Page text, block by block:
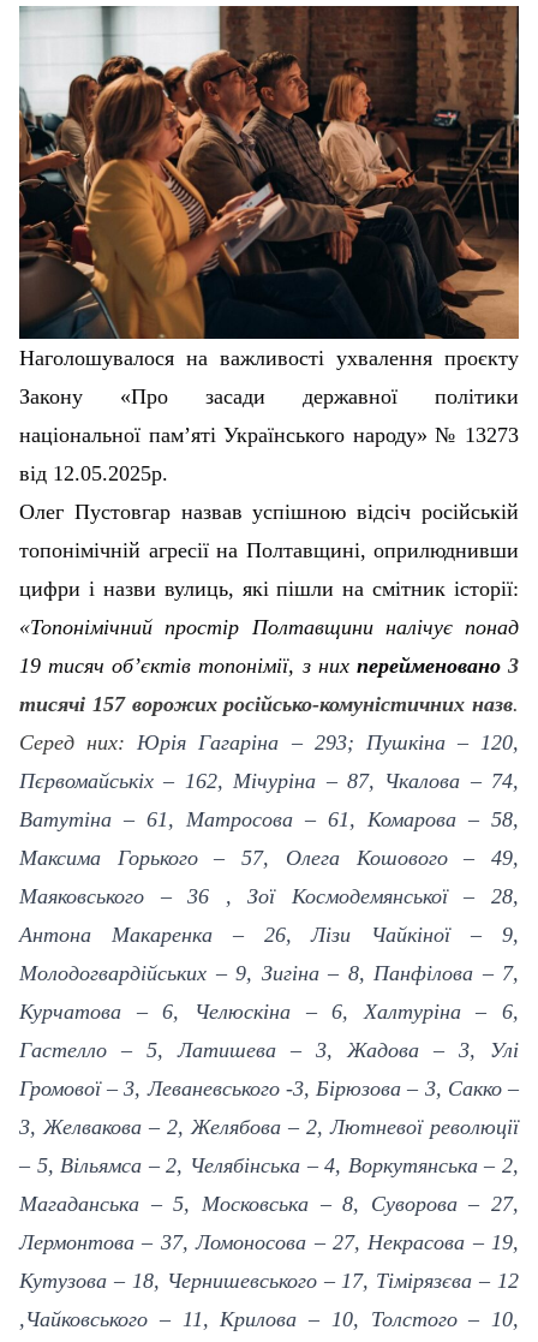
Наголошувалося на важливості ухвалення проєкту
Закону «Про засади державної політики
національної пам’яті Українського народу» № 13273
від 12.05.2025р.
Олег Пустовгар назвав успішною відсіч російській
топонімічній агресії на Полтавщині, оприлюднивши
цифри і назви вулиць, які пішли на смітник історії:
«Топонімічний простір Полтавщини налічує понад
19 тисяч об’єктів топонімії, з них перейменовано3
тисячі 157 ворожих російсько-комуністичних назв.
Серед них:Юрія Гагаріна – 293; Пушкіна – 120,
Пєрвомайськіх – 162, Мічуріна – 87, Чкалова – 74,
Ватутіна – 61, Матросова – 61, Комарова – 58,
Максима Горького – 57, Олега Кошового – 49,
Маяковського – 36 , Зої Космодемянської – 28,
Антона Макаренка – 26, Лізи Чайкіної – 9,
Молодогвардійських – 9, Зигіна – 8, Панфілова – 7,
Курчатова – 6, Челюскіна – 6, Халтуріна – 6,
Гастелло – 5, Латишева – 3, Жадова – 3, Улі
Громової – 3, Леваневського -3, Бірюзова – 3, Сакко –
3, Желвакова – 2, Желябова – 2, Лютневої революції
– 5, Вільямса – 2, Челябінська – 4, Воркутянська – 2,
Магаданська – 5, Московська – 8, Суворова – 27,
Лермонтова – 37, Ломоносова – 27, Некрасова – 19,
Кутузова – 18, Чернишевського – 17, Тімірязєва – 12
,Чайковського – 11, Крилова – 10, Толстого – 10,